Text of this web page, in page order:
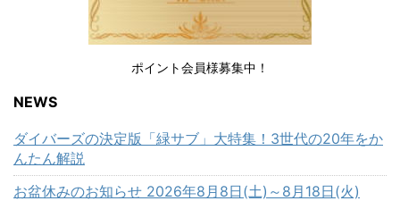
ポイント会員様募集中！
NEWS
ダイバーズの決定版「緑サブ」大特集！3世代の20年をか
んたん解説
お盆休みのお知らせ 2026年8月8日(土)～8月18日(火)